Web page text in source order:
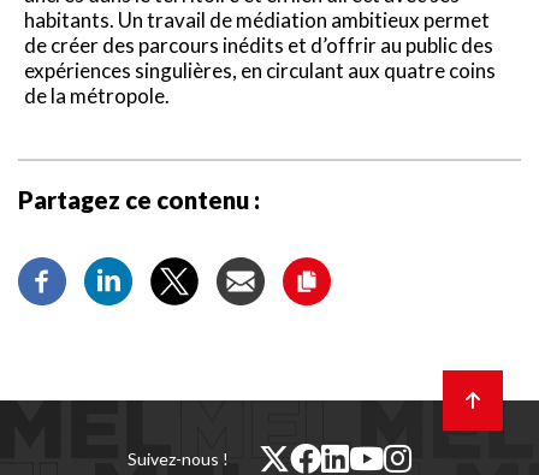
habitants. Un travail de médiation ambitieux permet
de créer des parcours inédits et d’offrir au public des
expériences singulières, en circulant aux quatre coins
de la métropole.
Partagez ce contenu :
Suivez-nous ! twitter
facebook
linkedin
youtube
instagram
en
haut